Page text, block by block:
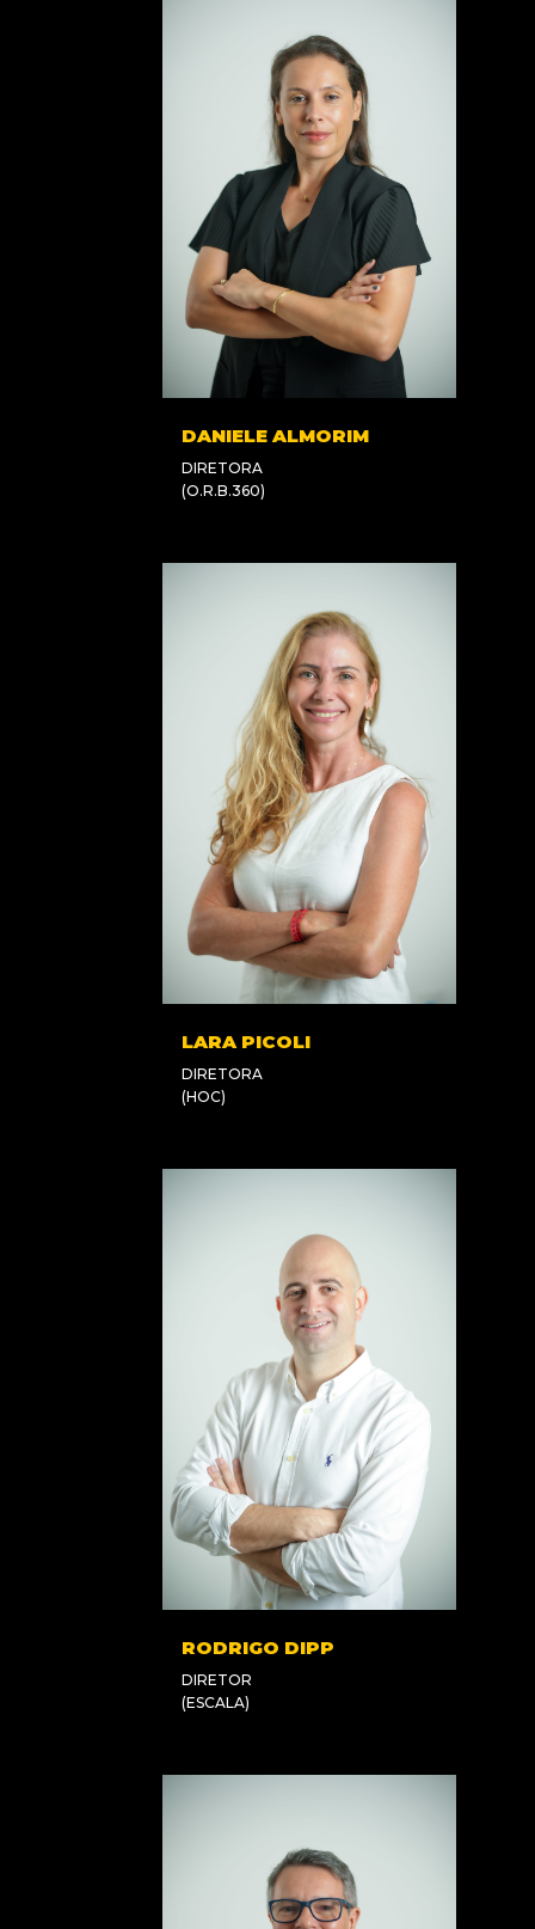
DANIELE ALMORIM
DIRETORA
(O.R.B.360)
LARA PICOLI
DIRETORA
(HOC)
RODRIGO DIPP
DIRETOR
(ESCALA)